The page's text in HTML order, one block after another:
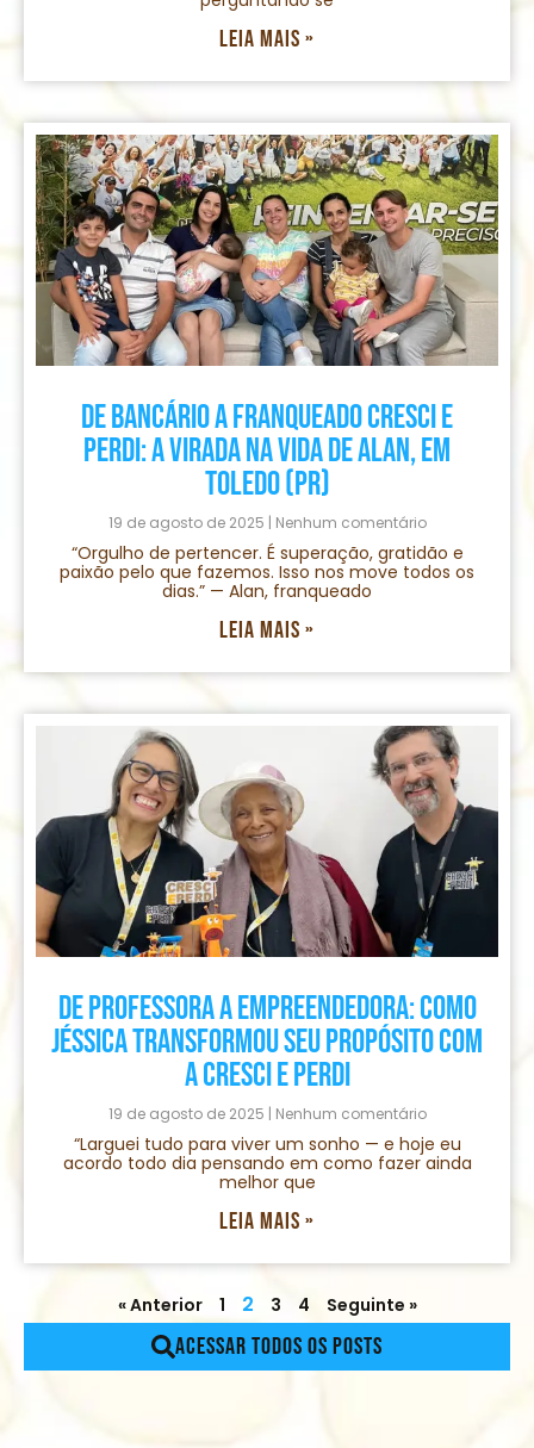
Leia mais »
De bancário a franqueado Cresci e
Perdi: a virada na vida de Alan, em
Toledo (PR)
19 de agosto de 2025 Nenhum comentário
“Orgulho de pertencer. É superação, gratidão e
paixão pelo que fazemos. Isso nos move todos os
dias.” — Alan, franqueado
Leia mais »
De professora a empreendedora: como
Jéssica transformou seu propósito com
a Cresci e Perdi
19 de agosto de 2025 Nenhum comentário
“Larguei tudo para viver um sonho — e hoje eu
acordo todo dia pensando em como fazer ainda
melhor que
Leia mais »
« Anterior 1 2 3 4 Seguinte »
Acessar todos os posts